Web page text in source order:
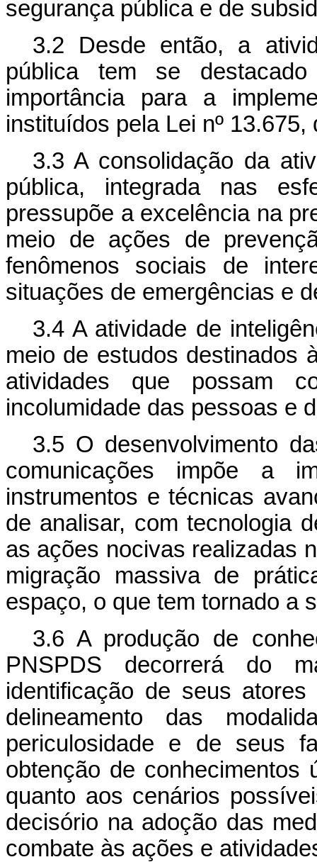
segurança pública e de
3.2 Desde então, a
pública tem se
importância para a
instituídos pela Lei nº
3.3 A consolidação da
pública, integrada nas
pressupõe a excelência na
meio de ações de
fenômenos sociais de
situações de emergências e
3.4 A atividade de
meio de estudos destinados
atividades que possam
incolumidade das pessoas e
3.5 O desenvolvimento
comunicações impõe a
instrumentos e técnicas
de analisar, com tecnologia
as ações nocivas realizadas
migração massiva de
espaço, o que tem tornado a
3.6 A produção de
PNSPDS decorrerá do
identificação de seus
delineamento das
periculosidade e de seus
obtenção de
quanto aos cenários
decisório na adoção das
combate às ações e